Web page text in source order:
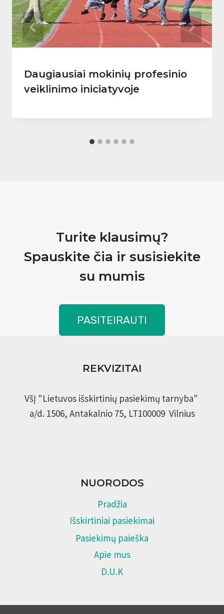
Daugiausiai mokinių profesinio
veiklinimo iniciatyvoje
Turite klausimų?
Spauskite čia ir susisiekite
su mumis
PASITEIRAUTI
REKVIZITAI
VšĮ "Lietuvos išskirtinių pasiekimų tarnyba"
a/d. 1506, Antakalnio 75, LT100009 Vilnius
NUORODOS
Pradžia
Išskirtiniai pasiekimai
Pasiekimų paieška
Apie mus
D.U.K